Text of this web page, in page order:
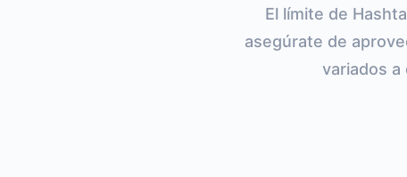
El límite de
asegúrate de
variados a